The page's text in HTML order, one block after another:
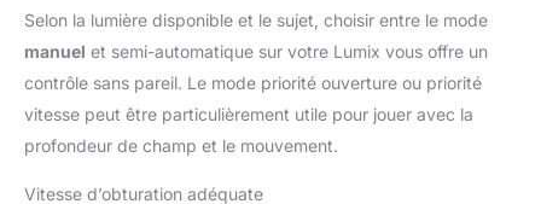
Selon la lumière disponible et le sujet, choisir entre le mode
manuel et semi-automatique sur votre Lumix vous offre un
contrôle sans pareil. Le mode priorité ouverture ou priorité
vitesse peut être particulièrement utile pour jouer avec la
profondeur de champ et le mouvement.
Vitesse d’obturation adéquate